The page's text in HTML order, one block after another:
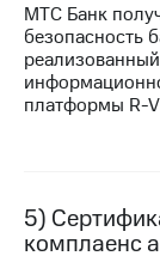
ПАО
"МТС"
МТС Банк
безопасность
платформы R-
5)
комплаенс